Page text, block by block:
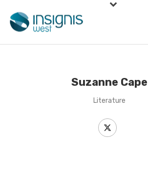
Suzanne Cape
Literature